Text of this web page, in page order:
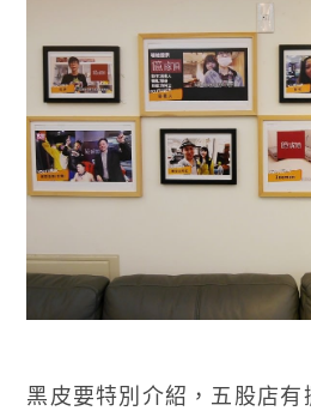
黑皮要特別介紹，五股店